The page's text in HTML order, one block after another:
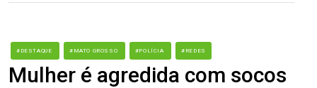
#DESTAQUE #MATO GROSSO #POLÍCIA #REDES
Mulher é agredida com socos